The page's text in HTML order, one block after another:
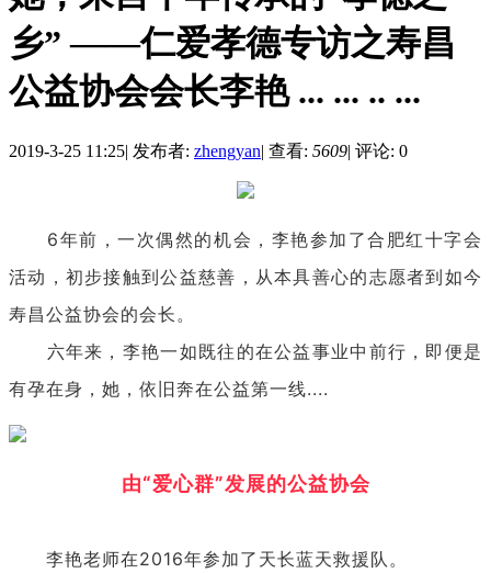
乡” ——仁爱孝德专访之寿昌
公益协会会长李艳 ... ... .. ...
2019-3-25 11:25| 发布者: zhengyan| 查看: 5609| 评论: 0
6年前，一次偶然的机会，李艳参加了合肥红十字会
活动，初步接触到公益慈善，从本具善心的志愿者到如今
寿昌公益协会的会长。
六年来，李艳一如既往的在公益事业中前行，即便是
有孕在身，她，依旧奔在公益第一线....
由“爱心群”发展的公益协会
李艳老师在2016年参加了天长蓝天救援队。